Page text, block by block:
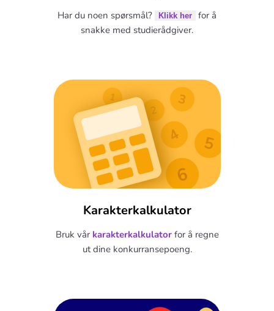
Har du noen spørsmål? Klikk her
for å
snakke med studierådgiver.
Karakterkalkulator
Bruk vår karakterkalkulatorfor å regne
ut dine konkurransepoeng.